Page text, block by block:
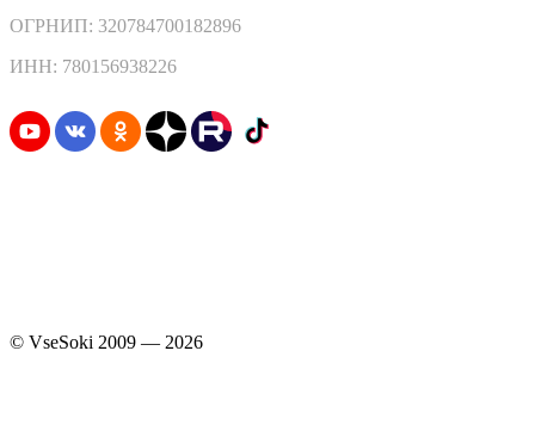
ОГРНИП: 320784700182896
ИНН: 780156938226
© VseSoki 2009 — 2026